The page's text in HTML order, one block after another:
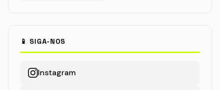
📱 SIGA-NOS
Instagram